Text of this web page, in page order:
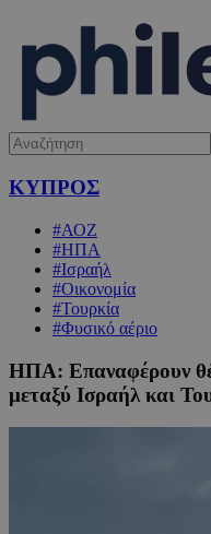
ΚΥΠΡΟΣ
#ΑΟΖ
#ΗΠΑ
#Ισραήλ
#Οικονομία
#Τουρκία
#Φυσικό αέριο
ΗΠΑ: Επαναφέρουν
μεταξύ Ισραήλ και